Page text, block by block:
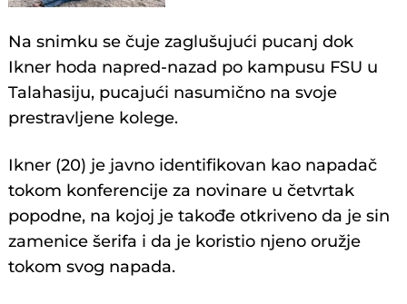
Na snimku se čuje zaglušujući pucanj dok
Ikner hoda napred-nazad po kampusu FSU u
Talahasiju, pucajući nasumično na svoje
prestravljene kolege.
Ikner (20) je javno identifikovan kao napadač
tokom konferencije za novinare u četvrtak
popodne, na kojoj je takođe otkriveno da je sin
zamenice šerifa i da je koristio njeno oružje
tokom svog napada.